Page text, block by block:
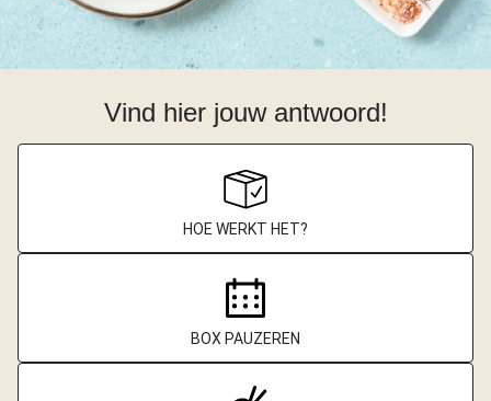
Vind hier jouw antwoord!
HOE WERKT HET?
BOX PAUZEREN